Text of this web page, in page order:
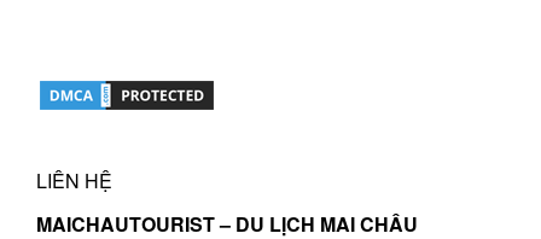
LIÊN HỆ
MAICHAUTOURIST – DU LỊCH MAI CHÂU